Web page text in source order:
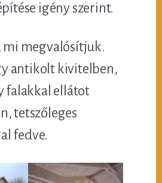
igény szerint.
mi megvalósítjuk.
antikolt kivitelben,
falakkal ellátot
tetszőleges
fedve.